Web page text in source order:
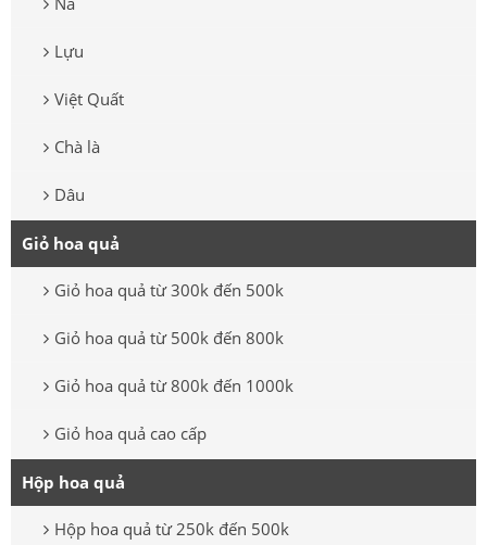
Lựu
Việt Quất
Chà là
Dâu
Giỏ hoa quả
Giỏ hoa quả từ 300k đến 500k
Giỏ hoa quả từ 500k đến 800k
Giỏ hoa quả từ 800k đến 1000k
Giỏ hoa quả cao cấp
Hộp hoa quả
Hộp hoa quả từ 250k đến 500k